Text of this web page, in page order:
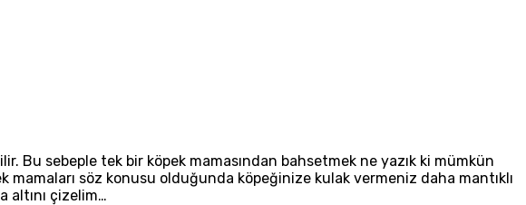
Bu sebeple tek bir köpek mamasından bahsetmek ne yazık ki mümkün
söz konusu olduğunda köpeğinize kulak vermeniz daha mantıklı
altını çizelim…